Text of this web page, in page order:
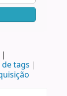
tags